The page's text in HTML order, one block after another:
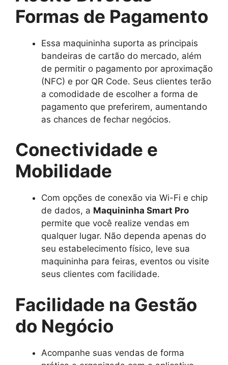
Formas de Pagamento
Essa maquininha suporta as principais
bandeiras de cartão do mercado, além
de permitir o pagamento por aproximação
(NFC) e por QR Code. Seus clientes terão
a comodidade de escolher a forma de
pagamento que preferirem, aumentando
as chances de fechar negócios.
Conectividade e
Mobilidade
Com opções de conexão via Wi-Fi e chip
de dados, a Maquininha Smart Pro
permite que você realize vendas em
qualquer lugar. Não dependa apenas do
seu estabelecimento físico, leve sua
maquininha para feiras, eventos ou visite
seus clientes com facilidade.
Facilidade na Gestão
do Negócio
Acompanhe suas vendas de forma